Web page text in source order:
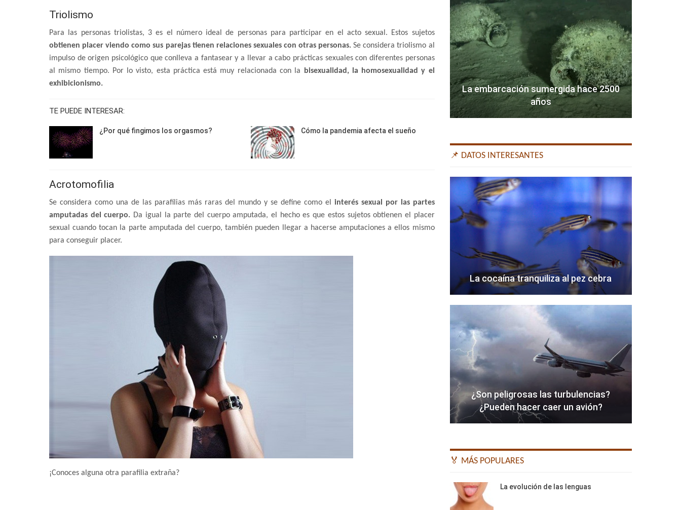
Triolismo
Para las personas triolistas, 3 es el número ideal de personas para participar en el acto sexual. Estos sujetos
obtienen placer viendo como sus parejas tienen relaciones sexuales con otras personas. Se considera triolismo al
impulso de origen psicológico que conlleva a fantasear y a llevar a cabo prácticas sexuales con diferentes personas
al mismo tiempo. Por lo visto, esta práctica está muy relacionada con la bisexualidad, la homosexualidad y el
exhibicionismo.
TE PUEDE INTERESAR:
¿Por qué fingimos los orgasmos? Cómo la pandemia afecta el sueño
Acrotomofilia
Se considera como una de las parafilias más raras del mundo y se define como el
interés sexual por las partes
amputadas del cuerpo. Da igual la parte del cuerpo amputada, el hecho es que estos sujetos obtienen el placer
sexual cuando tocan la parte amputada del cuerpo, también pueden llegar a hacerse amputaciones a ellos mismo
para conseguir placer.
¡Conoces alguna otra parafilia extraña?
La embarcación sumergida hace 2500
años
📌 DATOS INTERESANTES
La cocaína tranquiliza al pez cebra
¿Son peligrosas las turbulencias?
¿Pueden hacer caer un avión?
🏅 MÁS POPULARES
La evolución de las lenguas